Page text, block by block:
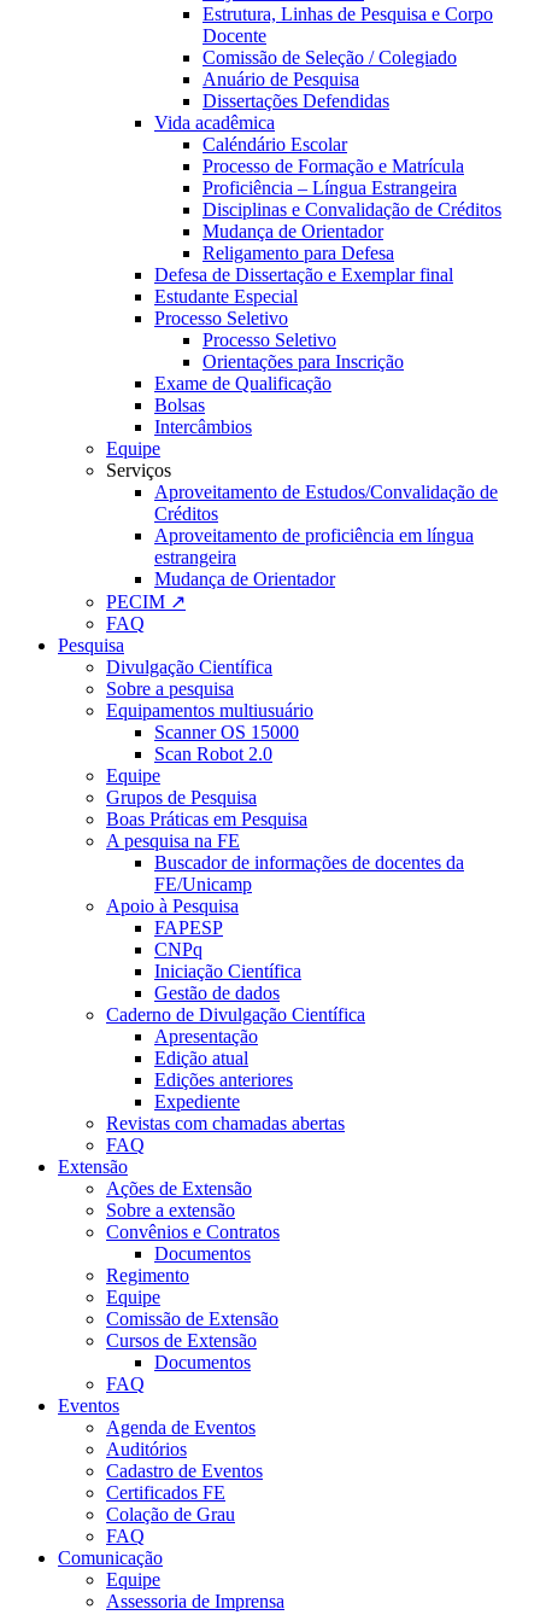
Estrutura, Linhas de Pesquisa e Corpo
Docente
Comissão de Seleção / Colegiado
Anuário de Pesquisa
Dissertações Defendidas
Vida acadêmica
Caléndário Escolar
Processo de Formação e Matrícula
Proficiência – Língua Estrangeira
Disciplinas e Convalidação de Créditos
Mudança de Orientador
Religamento para Defesa
Defesa de Dissertação e Exemplar final
Estudante Especial
Processo Seletivo
Processo Seletivo
Orientações para Inscrição
Exame de Qualificação
Bolsas
Intercâmbios
Equipe
Serviços
Aproveitamento de Estudos/Convalidação de
Créditos
Aproveitamento de proficiência em língua
estrangeira
Mudança de Orientador
PECIM ↗
FAQ
Pesquisa
Divulgação Científica
Sobre a pesquisa
Equipamentos multiusuário
Scanner OS 15000
Scan Robot 2.0
Equipe
Grupos de Pesquisa
Boas Práticas em Pesquisa
A pesquisa na FE
Buscador de informações de docentes da
FE/Unicamp
Apoio à Pesquisa
FAPESP
CNPq
Iniciação Científica
Gestão de dados
Caderno de Divulgação Científica
Apresentação
Edição atual
Edições anteriores
Expediente
Revistas com chamadas abertas
FAQ
Extensão
Ações de Extensão
Sobre a extensão
Convênios e Contratos
Documentos
Regimento
Equipe
Comissão de Extensão
Cursos de Extensão
Documentos
FAQ
Eventos
Agenda de Eventos
Auditórios
Cadastro de Eventos
Certificados FE
Colação de Grau
FAQ
Comunicação
Equipe
Assessoria de Imprensa